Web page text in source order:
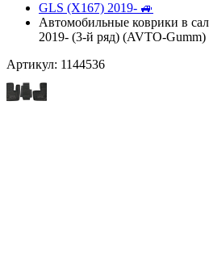
GLS (X167) 2019- 🚙
Автомобильные коврики в
2019- (3-й ряд) (AVTO-Gumm)
Артикул: 1144536